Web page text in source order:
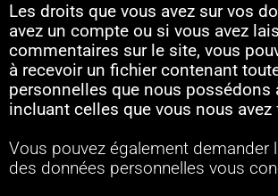
Les droits que vous avez sur vos
avez un compte ou si vous avez
commentaires sur le site, vous
à recevoir un fichier contenant
personnelles que nous possédons
incluant celles que vous nous avez
Vous pouvez également demander
des données personnelles vous